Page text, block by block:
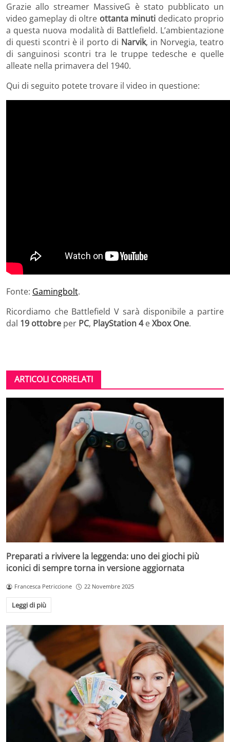
Grazie allo streamer MassiveG è stato pubblicato un
video gameplay di oltre ottanta minuti dedicato proprio
a questa nuova modalità di Battlefield. L’ambientazione
di questi scontri è il porto di Narvik, in Norvegia, teatro
di sanguinosi scontri tra le truppe tedesche e quelle
alleate nella primavera del 1940.
Qui di seguito potete trovare il video in questione:
Fonte: Gamingbolt.
Ricordiamo che Battlefield V sarà disponibile a partire
dal 19 ottobre per PC, PlayStation 4eXbox One.
ARTICOLI CORRELATI
Preparati a rivivere la leggenda: uno dei giochi più
iconici di sempre torna in versione aggiornata
Francesca Petriccione 22 Novembre 2025
Leggi di più